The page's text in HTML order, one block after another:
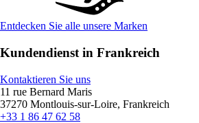
Entdecken Sie alle unsere Marken
Kundendienst in Frankreich
Kontaktieren Sie uns
11 rue Bernard Maris
37270 Montlouis-sur-Loire, Frankreich
+33 1 86 47 62 58